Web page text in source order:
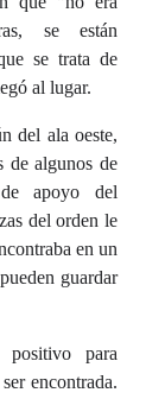
se están
se trata de
al lugar.
del ala oeste,
de algunos de
apoyo del
del orden le
en un
guardar
para
encontrada.